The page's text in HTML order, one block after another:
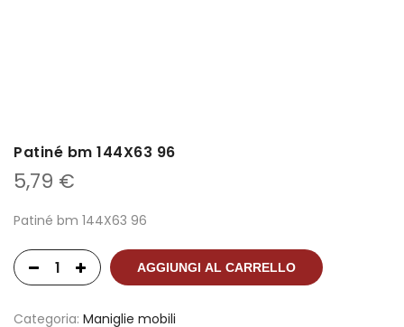
Patiné bm 144X63 96
5,79 €
Patiné bm 144X63 96
AGGIUNGI AL CARRELLO
Categoria: Maniglie mobili